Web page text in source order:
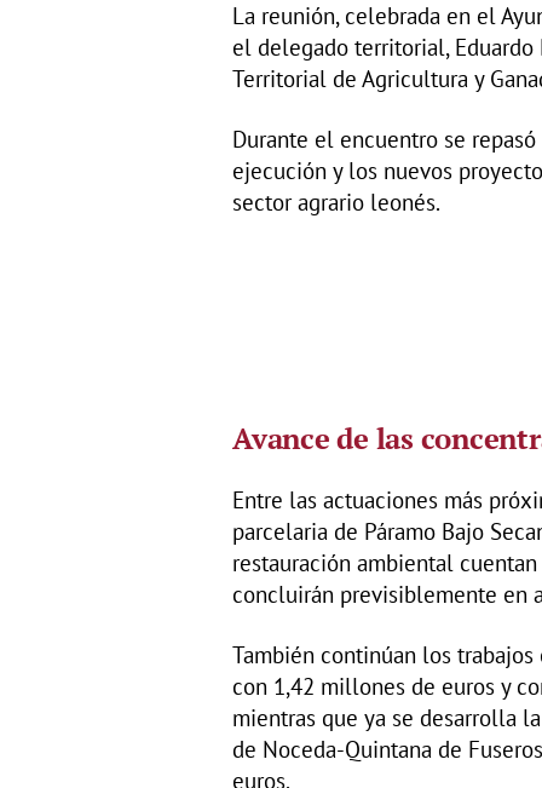
La reunión, celebrada en el
el delegado territorial,
Territorial de Agricultura y
Durante el encuentro se
ejecución y los nuevos
sector agrario leonés.
Avance de las
Entre las actuaciones más
parcelaria de Páramo Bajo
restauración ambiental
concluirán previsiblemente en
También continúan los
con 1,42 millones de euros y
mientras que ya se desarrolla
de Noceda-Quintana de
euros.